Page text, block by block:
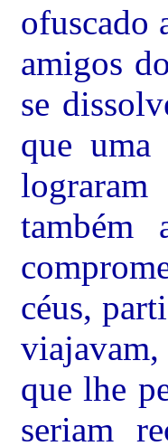
ofuscado
amigos
se
que uma
também
céus,
que lhe
seriam